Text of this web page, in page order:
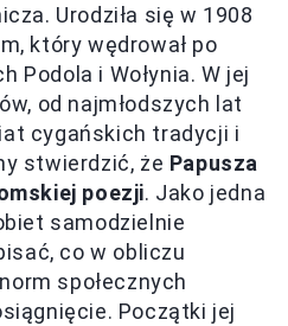
Urodziła się w 1908
który wędrował po
Podola i Wołynia. W jej
od najmłodszych lat
cygańskich tradycji i
stwierdzić, że Papusza
poezji. Jako jedna
samodzielnie
co w obliczu
społecznych
Początki jej